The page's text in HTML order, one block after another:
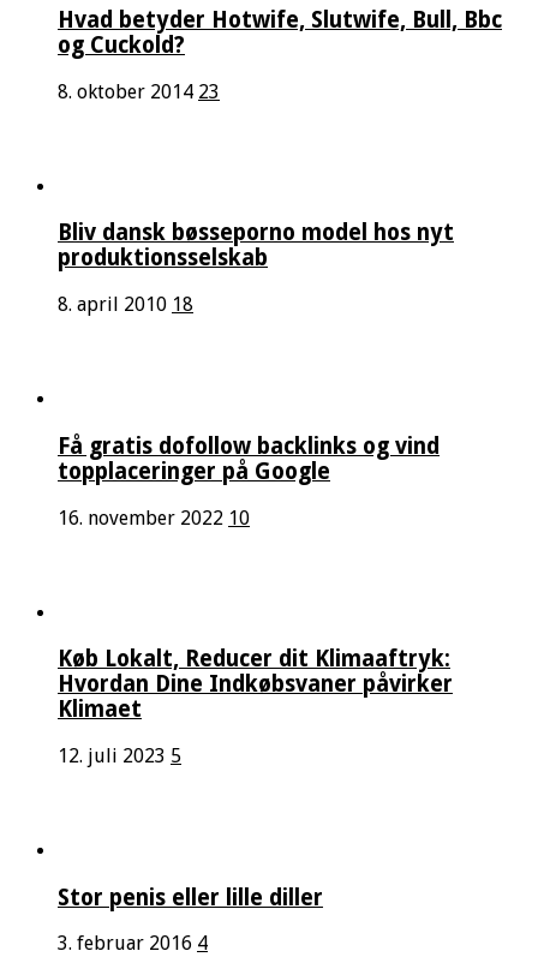
Hvad betyder Hotwife, Slutwife, Bull, Bbc
og Cuckold?
8. oktober 2014 23
Bliv dansk bøsseporno model hos nyt
produktionsselskab
8. april 2010 18
Få gratis dofollow backlinks og vind
topplaceringer på Google
16. november 2022 10
Køb Lokalt, Reducer dit Klimaaftryk:
Hvordan Dine Indkøbsvaner påvirker
Klimaet
12. juli 2023 5
Stor penis eller lille diller
3. februar 2016 4